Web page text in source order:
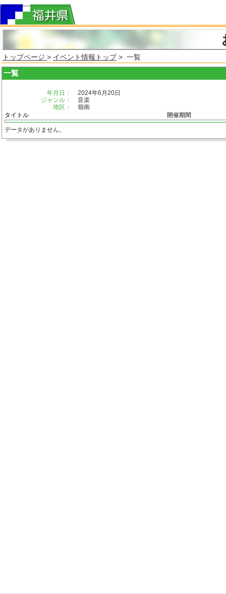
トップページ > イベント情報トップ> 一覧
一覧
年月日：
2024年6月20日
ジャンル：
音楽
地区：
嶺南
タイトル
開催期間
データがありません。